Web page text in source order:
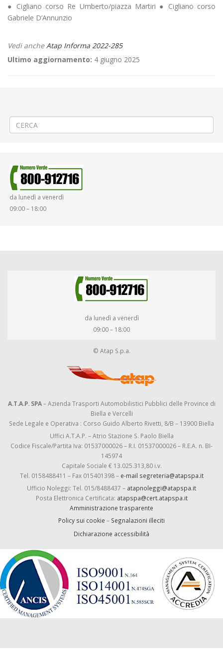
● Cigliano corso Re Umberto/piazza Martiri ● Cigliano corso
Gabriele D’Annunzio
Vedi ancheAtap Informa 2022-285
Ultimo aggiornamento: 4 giugno 2025
da lunedì a venerdì
09:00 – 18:00
da lunedì a venerdì
09:00 – 18:00
© Atap S.p.a.
A.T.A.P. SPA– Azienda Trasporti Automobilistici Pubblici delle Province di
Biella e Vercelli
Sede Legale e Operativa : Corso Guido Alberto Rivetti, 8/B – 13900 Biella
Uffici A.T.A.P. – Atrio Stazione S. Paolo Biella
Codice Fiscale/Partita Iva: 01537000026 – R.I. 01537000026 – R.E.A. n. BI-
145974
Capitale Sociale € 13.025.313,80 i.v.
Tel. 0158488411 – Fax 015401398 – e-mail segreteria@atapspa.it
Ufficio Noleggi: Tel. 015/8488437 – atapnoleggi@atapspa.it
Posta Elettronica Certificata: atapspa@cert.atapspa.it
Amministrazione trasparente
Policy sui cookie – Segnalazioni illeciti
Dichiarazione accessibilità